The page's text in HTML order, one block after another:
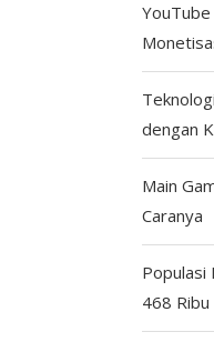
YouTube
dengan
Main
Caranya
Populasi
468